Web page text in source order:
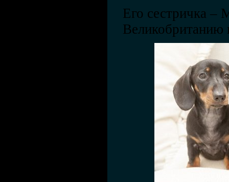
Его сестричка –
Великобританию